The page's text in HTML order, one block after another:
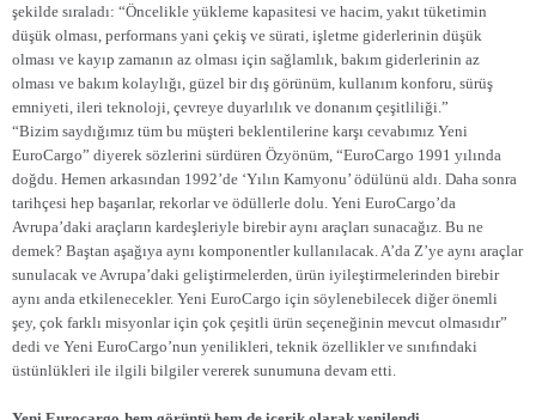
şekilde sıraladı: “Öncelikle yükleme kapasitesi ve hacim, yakıt tüketimin
düşük olması, performans yani çekiş ve sürati, işletme giderlerinin düşük
olması ve kayıp zamanın az olması için sağlamlık, bakım giderlerinin az
olması ve bakım kolaylığı, güzel bir dış görünüm, kullanım konforu, sürüş
emniyeti, ileri teknoloji, çevreye duyarlılık ve donanım çeşitliliği.”
“Bizim saydığımız tüm bu müşteri beklentilerine karşı cevabımız Yeni
EuroCargo” diyerek sözlerini sürdüren Özyönüm, “EuroCargo 1991 yılında
doğdu. Hemen arkasından 1992’de ‘Yılın Kamyonu’ ödülünü aldı. Daha sonra
tarihçesi hep başarılar, rekorlar ve ödüllerle dolu. Yeni EuroCargo’da
Avrupa’daki araçların kardeşleriyle birebir aynı araçları sunacağız. Bu ne
demek? Baştan aşağıya aynı komponentler kullanılacak. A’da Z’ye aynı araçlar
sunulacak ve Avrupa’daki geliştirmelerden, ürün iyileştirmelerinden birebir
aynı anda etkilenecekler. Yeni EuroCargo için söylenebilecek diğer önemli
şey, çok farklı misyonlar için çok çeşitli ürün seçeneğinin mevcut olmasıdır”
dedi ve Yeni EuroCargo’nun yenilikleri, teknik özellikler ve sınıfındaki
üstünlükleri ile ilgili bilgiler vererek sunumuna devam etti.